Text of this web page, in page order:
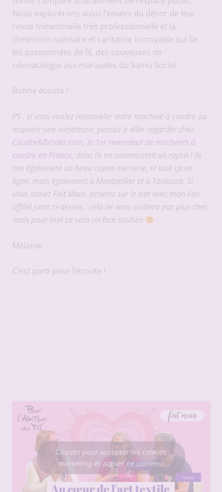
Nous explorerons aussi l’envers du décor de leur
revue trimestrielle très professionnelle et la
dimension solidaire et caritative incroyable qui lie
les passionnées de fil, des couveuses de
néonatalogie aux maraudes du Samu Social.
Bonne écoute !
PS : si vous voulez renouveler votre machine à coudre ou
acquérir une surjeteuse, pensez à aller regarder chez
Coudre&Broder.com, le 1er revendeur de machines à
coudre en France, donc ils en connaissent un rayon ! Ils
ont également un beau rayon mercerie, et tout ça en
ligne, mais également à Montpellier et à Toulouse. Si
vous aimez Fait Main, achetez sur le site avec mon lien
affilié juste ci-dessus : cela ne vous coûtera pas plus cher,
mais pour moi ça sera un bon soutien
Mélanie
C’est parti pour l’écoute !
Cliquez pour accepter les cookies
marketing et activer ce contenu